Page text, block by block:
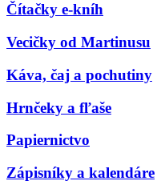
Čítačky e-kníh
Vecičky od Martinusu
Káva, čaj a pochutiny
Hrnčeky a fľaše
Papiernictvo
Zápisníky a kalendáre